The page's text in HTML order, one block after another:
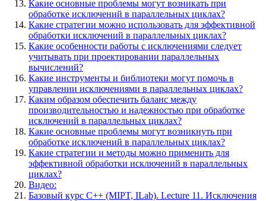
Какие основные проблемы могут возникать при
обработке исключений в параллельных циклах?
Какие стратегии можно использовать для эффективной
обработки исключений в параллельных циклах?
Какие особенности работы с исключениями следует
учитывать при проектировании параллельных
вычислений?
Какие инструменты и библиотеки могут помочь в
управлении исключениями в параллельных циклах?
Каким образом обеспечить баланс между
производительностью и надежностью при обработке
исключений в параллельных циклах?
Какие основные проблемы могут возникнуть при
обработке исключений в параллельных циклах?
Какие стратегии и методы можно применить для
эффективной обработки исключений в параллельных
циклах?
Видео:
Базовый курс C++ (MIPT, ILab). Lecture 11. Исключения